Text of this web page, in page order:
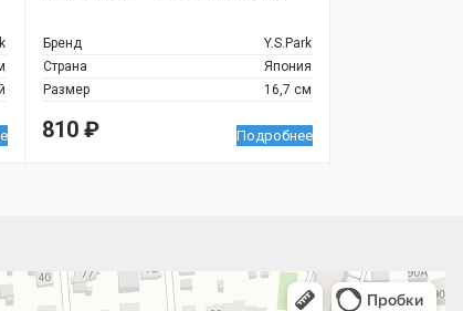
Бренд
Y.S.Park
Страна
Япония
Размер
16,7 см
810 ₽ Подробнее
122 — Яндекс.Карты